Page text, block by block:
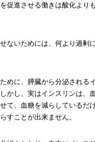
促進させる働きは酸化より
ないためには、何より過剰
めに、膵臓から分泌される
かし、実はインスリンは、
て、血糖を減らしているだ
すことが出来ません。